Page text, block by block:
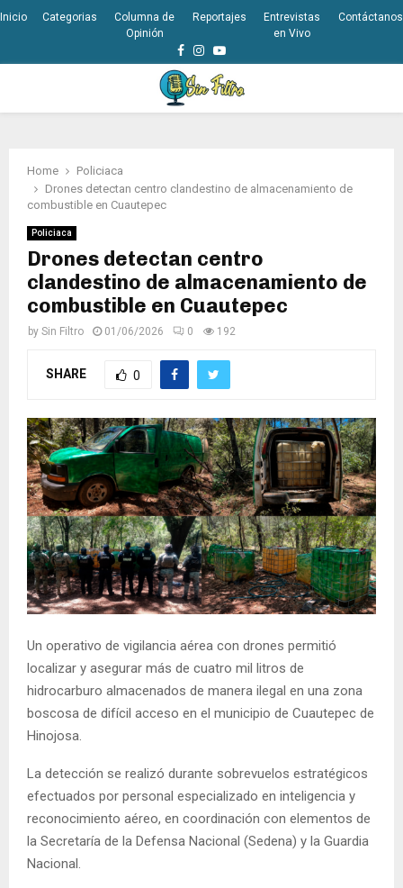
Inicio Categorias
Columna de
Opinión
Reportajes
Entrevistas
en Vivo
Contáctanos
Facebook
Instagram
Youtube
Home
Policiaca
Drones detectan centro clandestino de almacenamiento de
combustible en Cuautepec
Policiaca
Drones detectan centro
clandestino de almacenamiento de
combustible en Cuautepec
by Sin Filtro 01/06/2026 0 192
SHARE 0
Un operativo de vigilancia aérea con drones permitió
localizar y asegurar más de cuatro mil litros de
hidrocarburo almacenados de manera ilegal en una zona
boscosa de difícil acceso en el municipio de Cuautepec de
Hinojosa.
La detección se realizó durante sobrevuelos estratégicos
efectuados por personal especializado en inteligencia y
reconocimiento aéreo, en coordinación con elementos de
la Secretaría de la Defensa Nacional (Sedena) y la Guardia
Nacional.